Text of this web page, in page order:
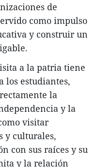
de
como impulso
y construir un
a la patria tiene
los estudiantes,
la
y la
visitar
y culturales,
con sus raíces y su
y la relación